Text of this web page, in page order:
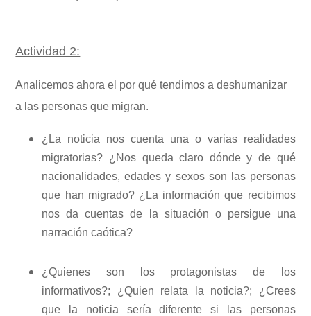
Actividad 2:
Analicemos ahora el por qué tendimos a deshumanizar
a las personas que migran.
¿La noticia nos cuenta una o varias realidades
migratorias? ¿Nos queda claro dónde y de qué
nacionalidades, edades y sexos son las personas
que han migrado? ¿La información que recibimos
nos da cuentas de la situación o persigue una
narración caótica?
¿Quienes son los protagonistas de los
informativos?; ¿Quien relata la noticia?; ¿Crees
que la noticia sería diferente si las personas